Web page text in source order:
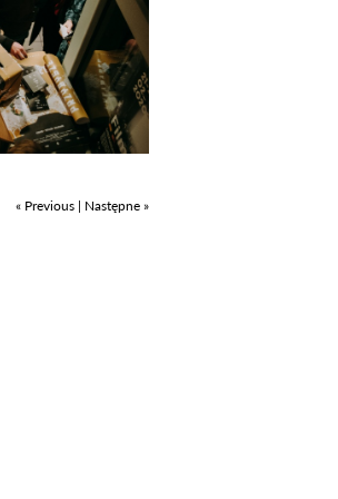
« Previous | Następne »